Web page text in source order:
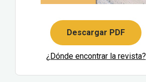
Descargar PDF
¿Dónde encontrar la revista?